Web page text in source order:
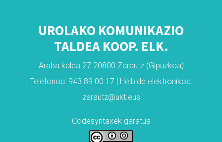
UROLAKO KOMUNIKAZIO
TALDEA KOOP. ELK.
Araba kalea 27 20800 Zarautz (Gipuzkoa)
Telefonoa: 943 89 00 17 | Helbide elektronikoa:
zarautz@ukt.eus
Codesyntaxek garatua